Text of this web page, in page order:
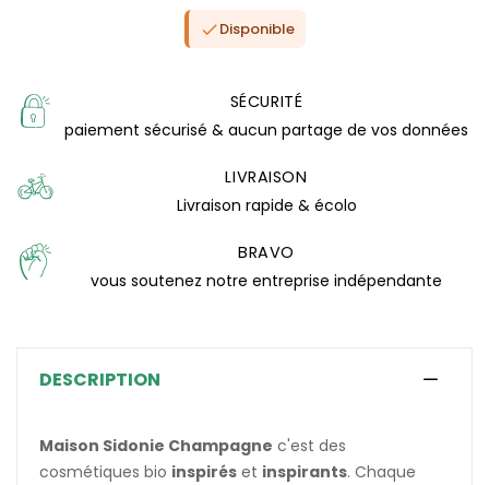
(0 avis)
Disponible
SÉCURITÉ
paiement sécurisé & aucun partage de vos données
LIVRAISON
Livraison rapide & écolo
BRAVO
vous soutenez notre entreprise indépendante
DESCRIPTION
Maison Sidonie Champagne c'est des
cosmétiques bio inspirés et inspirants. Chaque